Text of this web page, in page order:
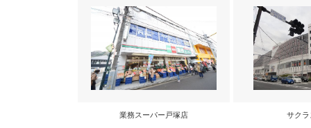
業務スーパー戸塚店 サクラ